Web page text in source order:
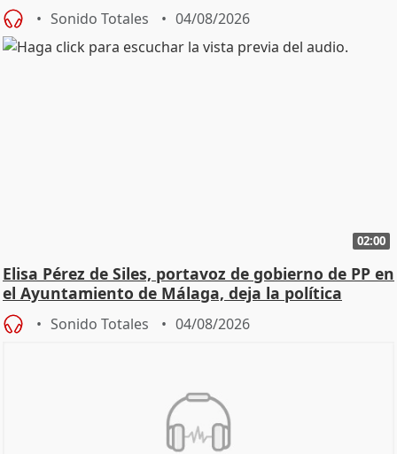
Sonido Totales 04/08/2026
02:00
Elisa Pérez de Siles, portavoz de gobierno de PP en
el Ayuntamiento de Málaga, deja la política
Sonido Totales 04/08/2026